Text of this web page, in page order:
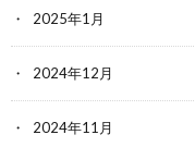
2025年1月
2024年12月
2024年11月